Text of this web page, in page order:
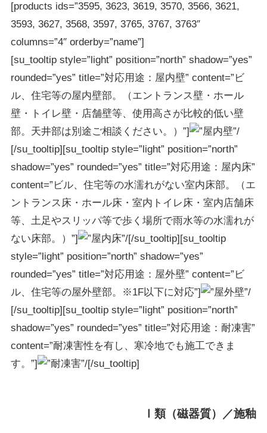
[products ids=”3595, 3623, 3619, 3570, 3566, 3621,
3593, 3627, 3568, 3597, 3765, 3767, 3763″
columns=”4″ orderby=”name”]
[su_tooltip style=”light” position=”north” shadow=”yes”
rounded=”yes” title=”対応用途：屋内壁” content=”ビ
ル、住宅等の屋内壁部。（エントランス壁・ホール
壁・トイレ壁・店舗壁等、使用高さが比較的低い壁
部。天井部は別途ご相談ください。）”]
[/su_tooltip][su_tooltip style=”light” position=”north”
shadow=”yes” rounded=”yes” title=”対応用途：屋内床”
content=”ビル、住宅等の水濡れがない室内床部。（エ
ントランス床・ホール床・室内トイレ床・室内店舗床
等、土足やスリッパ等で歩く場所で雨水等の水濡れが
ない床部。）”]
[/su_tooltip][su_tooltip
style=”light” position=”north” shadow=”yes”
rounded=”yes” title=”対応用途：屋外壁” content=”ビ
ル、住宅等の屋外壁部。※1F以下に対応”]
[/su_tooltip][su_tooltip style=”light” position=”north”
shadow=”yes” rounded=”yes” title=”対応用途：耐凍害”
content=”耐凍害性を有し、寒冷地でも施工できま
す。”]
[/su_tooltip]
Ⅰ類（磁器質）／施釉